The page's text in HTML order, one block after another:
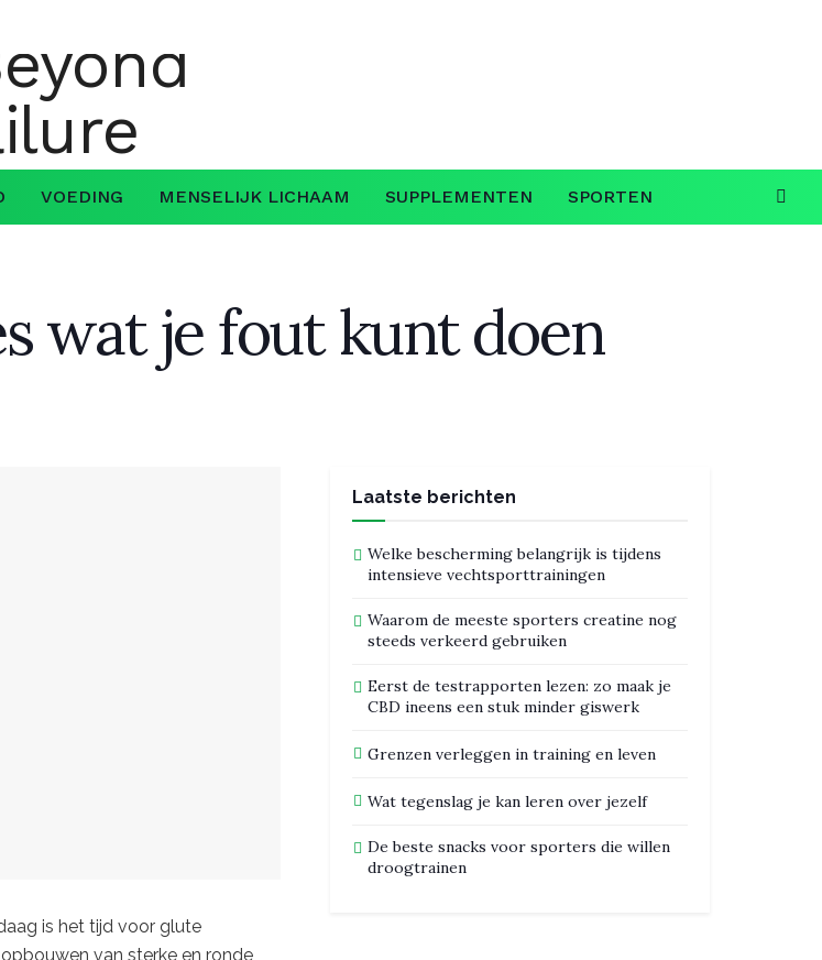
VOEDING MENSELIJK LICHAAM SUPPLEMENTEN SPORTEN
wat je fout kunt doen
is het tijd voor glute
van sterke en ronde
Laatste berichten
Welke bescherming belangrijk is tijdens
intensieve vechtsporttrainingen
Waarom de meeste sporters creatine nog
steeds verkeerd gebruiken
Eerst de testrapporten lezen: zo maak je
CBD ineens een stuk minder giswerk
Grenzen verleggen in training en leven
Wat tegenslag je kan leren over jezelf
De beste snacks voor sporters die willen
droogtrainen